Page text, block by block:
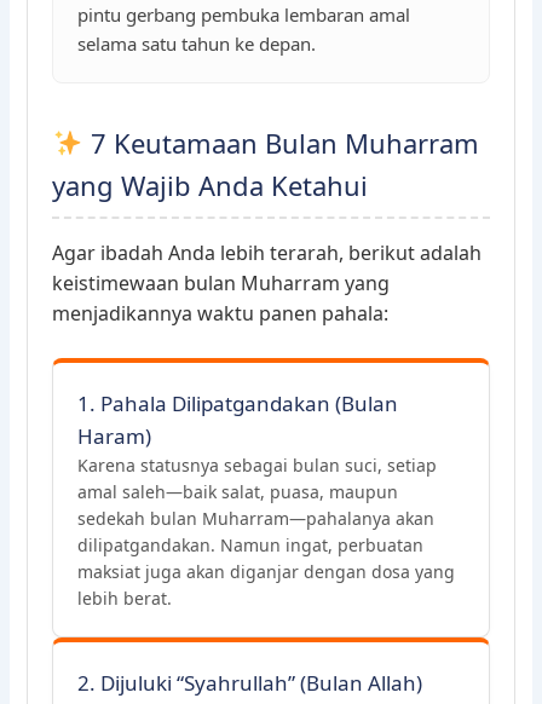
pintu gerbang pembuka lembaran amal
selama satu tahun ke depan.
7 Keutamaan Bulan Muharram
yang Wajib Anda Ketahui
Agar ibadah Anda lebih terarah, berikut adalah
keistimewaan bulan Muharram yang
menjadikannya waktu panen pahala:
1. Pahala Dilipatgandakan (Bulan
Haram)
Karena statusnya sebagai bulan suci, setiap
amal saleh—baik salat, puasa, maupun
sedekah bulan Muharram—pahalanya akan
dilipatgandakan. Namun ingat, perbuatan
maksiat juga akan diganjar dengan dosa yang
lebih berat.
2. Dijuluki “Syahrullah” (Bulan Allah)